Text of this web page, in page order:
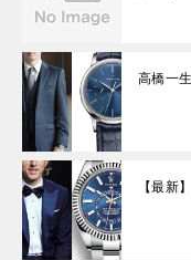
高橋一
【最新